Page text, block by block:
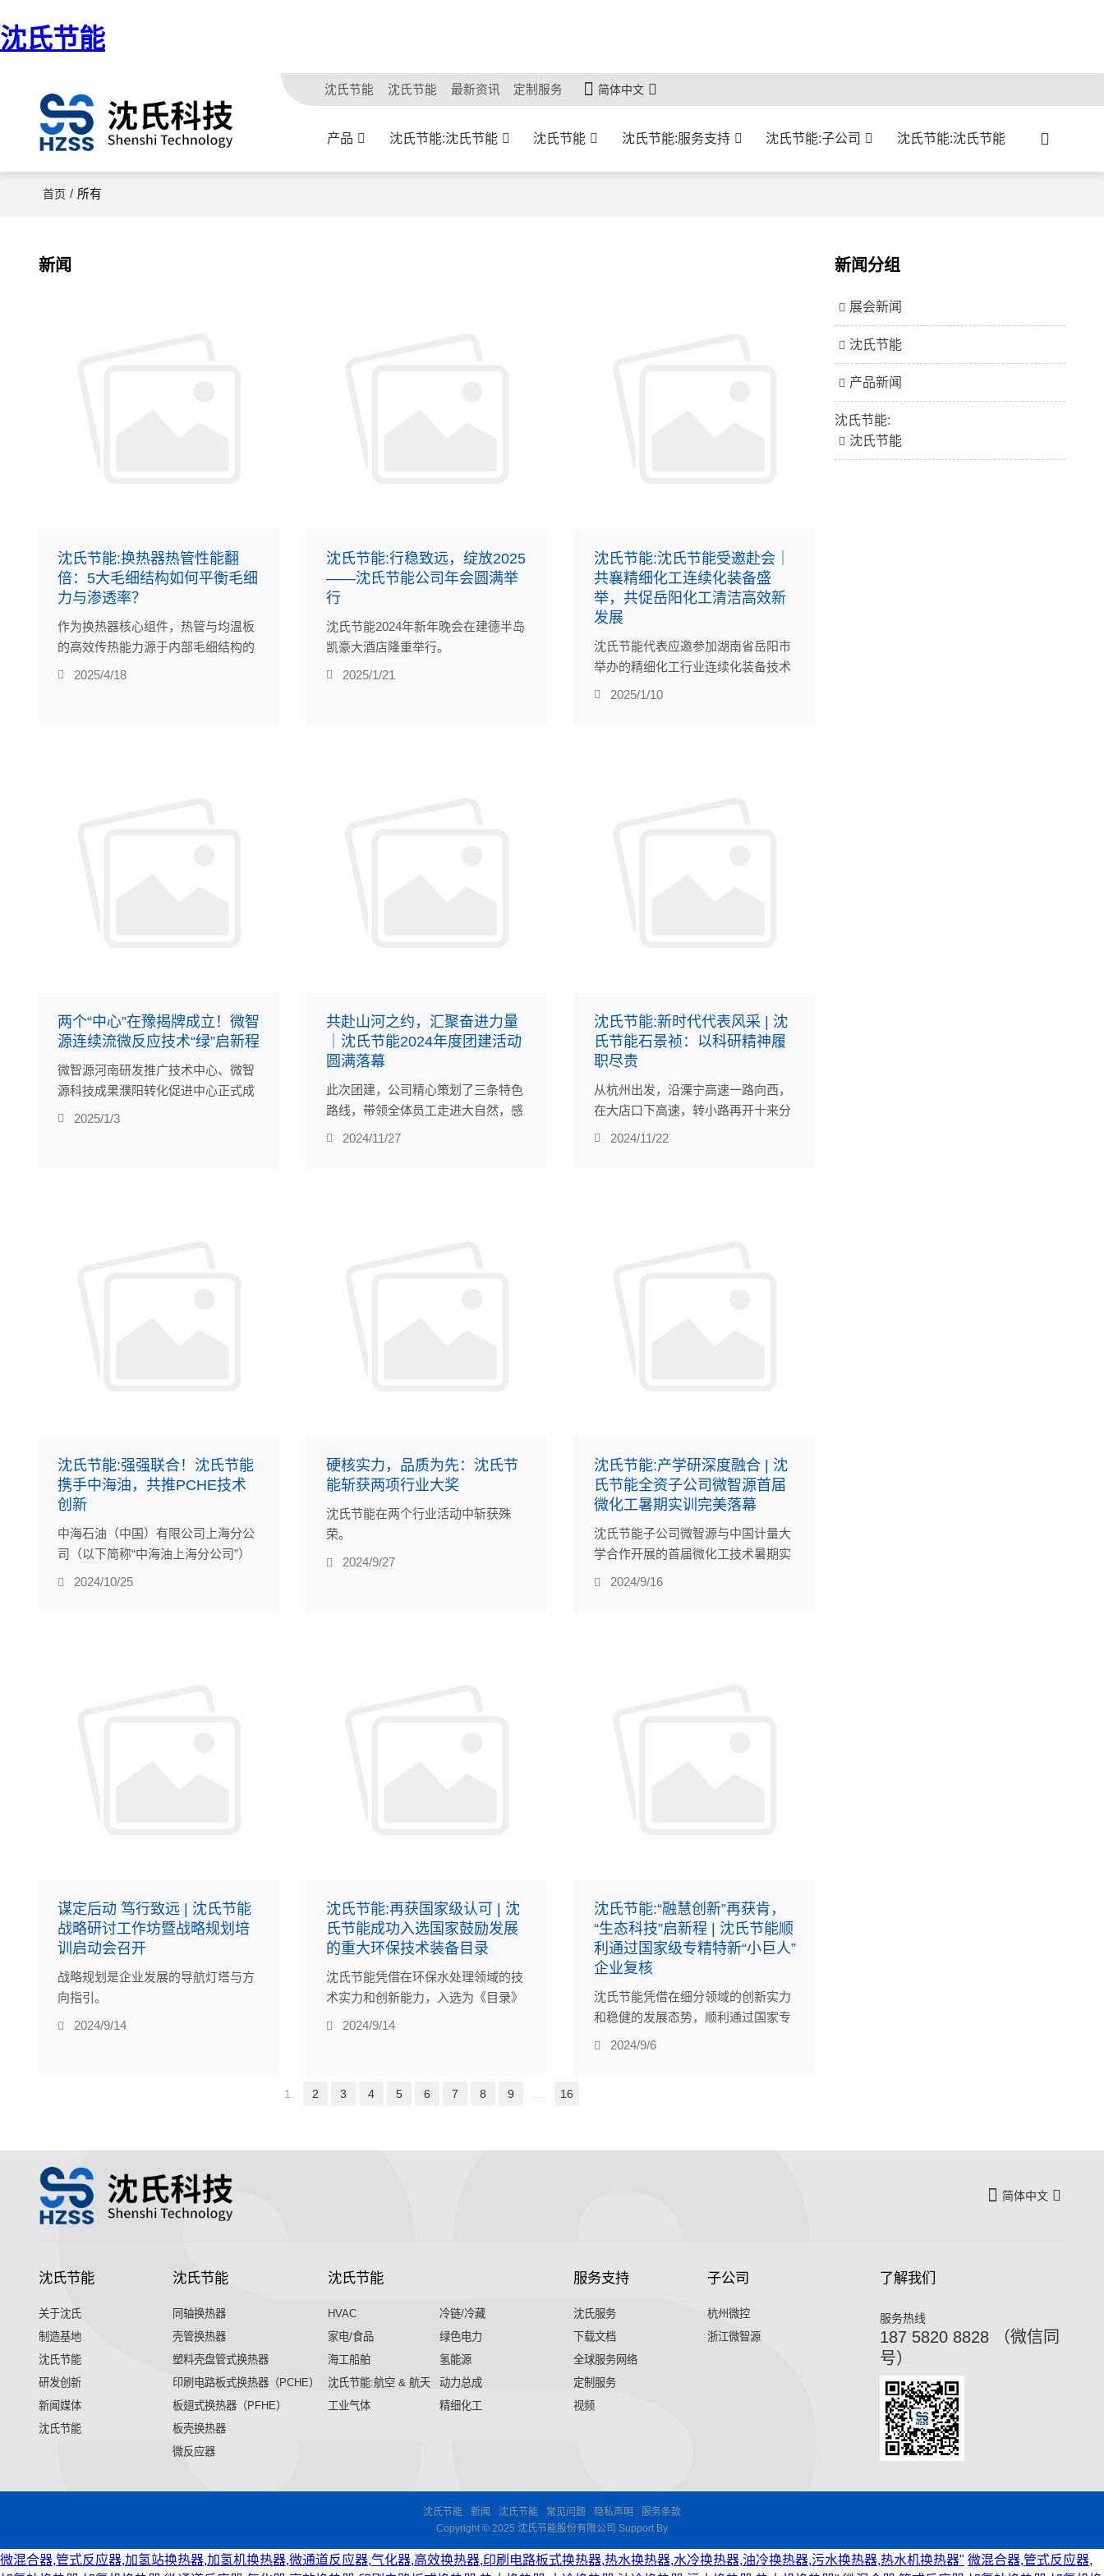
沈氏节能
沈氏节能 沈氏节能 最新资讯 定制服务 简体中文
产品 沈氏节能:沈氏节能 沈氏节能 沈氏节能:服务支持 沈氏节能:子公司 沈氏节能:沈氏节能
首页 / 所有
新闻
沈氏节能:换热器热管性能翻
倍：5大毛细结构如何平衡毛细
力与渗透率？
作为换热器核心组件，热管与均温板
的高效传热能力源于内部毛细结构的
精密设计。
2025/4/18
沈氏节能:行稳致远，绽放2025
——沈氏节能公司年会圆满举
行
沈氏节能2024年新年晚会在建德半岛
凯豪大酒店隆重举行。
2025/1/21
沈氏节能:沈氏节能受邀赴会｜
共襄精细化工连续化装备盛
举，共促岳阳化工清洁高效新
发展
沈氏节能代表应邀参加湖南省岳阳市
举办的精细化工行业连续化装备技术
培训会。
2025/1/10
两个“中心”在豫揭牌成立！微智
源连续流微反应技术“绿”启新程
微智源河南研发推广技术中心、微智
源科技成果濮阳转化促进中心正式成
立。
2025/1/3
共赴山河之约，汇聚奋进力量
｜沈氏节能2024年度团建活动
圆满落幕
此次团建，公司精心策划了三条特色
路线，带领全体员工走进大自然，感
受祖国大好河山，放松身心，增进交
2024/11/27
沈氏节能:新时代代表风采 | 沈
氏节能石景祯：以科研精神履
职尽责
从杭州出发，沿溧宁高速一路向西，
在大店口下高速，转小路再开十来分
钟，就到了杭州市人大代表石景祯工
2024/11/22
沈氏节能:强强联合！沈氏节能
携手中海油，共推PCHE技术
创新
中海石油（中国）有限公司上海分公
司（以下简称“中海油上海分公司”）
的沈氏节能到访沈氏节能。双方围绕
2024/10/25
硬核实力，品质为先：沈氏节
能斩获两项行业大奖
沈氏节能在两个行业活动中斩获殊
荣。
2024/9/27
沈氏节能:产学研深度融合 | 沈
氏节能全资子公司微智源首届
微化工暑期实训完美落幕
沈氏节能子公司微智源与中国计量大
学合作开展的首届微化工技术暑期实
习生培训圆满结束。
2024/9/16
谋定后动 笃行致远 | 沈氏节能
战略研讨工作坊暨战略规划培
训启动会召开
战略规划是企业发展的导航灯塔与方
向指引。
2024/9/14
沈氏节能:再获国家级认可 | 沈
氏节能成功入选国家鼓励发展
的重大环保技术装备目录
沈氏节能凭借在环保水处理领域的技
术实力和创新能力，入选为《目录》
中水污染防治版块“超临界水氧化成套
2024/9/14
沈氏节能:“融慧创新”再获肯，
“生态科技”启新程 | 沈氏节能顺
利通过国家级专精特新“小巨人”
企业复核
沈氏节能凭借在细分领域的创新实力
和稳健的发展态势，顺利通过国家专
精特新“小巨人”企业复核。
2024/9/6
1 2 3 4 5 6 7 8 9 16
新闻分组
展会新闻
沈氏节能
产品新闻
沈氏节能:
沈氏节能
简体中文
沈氏节能
关于沈氏
制造基地
沈氏节能
研发创新
新闻媒体
沈氏节能
沈氏节能
同轴换热器
壳管换热器
塑料壳盘管式换热器
印刷电路板式换热器（PCHE）
板翅式换热器（PFHE）
板壳换热器
微反应器
沈氏节能
HVAC
冷链/冷藏
家电/食品
绿色电力
海工船舶
氢能源
沈氏节能:航空 & 航天
动力总成
工业气体
精细化工
服务支持
沈氏服务
下载文档
全球服务网络
定制服务
视频
子公司
杭州微控
浙江微智源
了解我们
服务热线
187 5820 8828 （微信同
号）
沈氏节能 新闻 沈氏节能 常见问题 隐私声明
服务条款
Copyright © 2025 沈氏节能股份有限公司 Support By
微混合器,管式反应器,加氢站换热器,加氢机换热器,微通道反应器,气化器,高效换热器,印刷电路板式换热器,热水换热器,水冷换热器,油冷换热器,污水换热器,热水机换热器" 微混合器,管式反应器,